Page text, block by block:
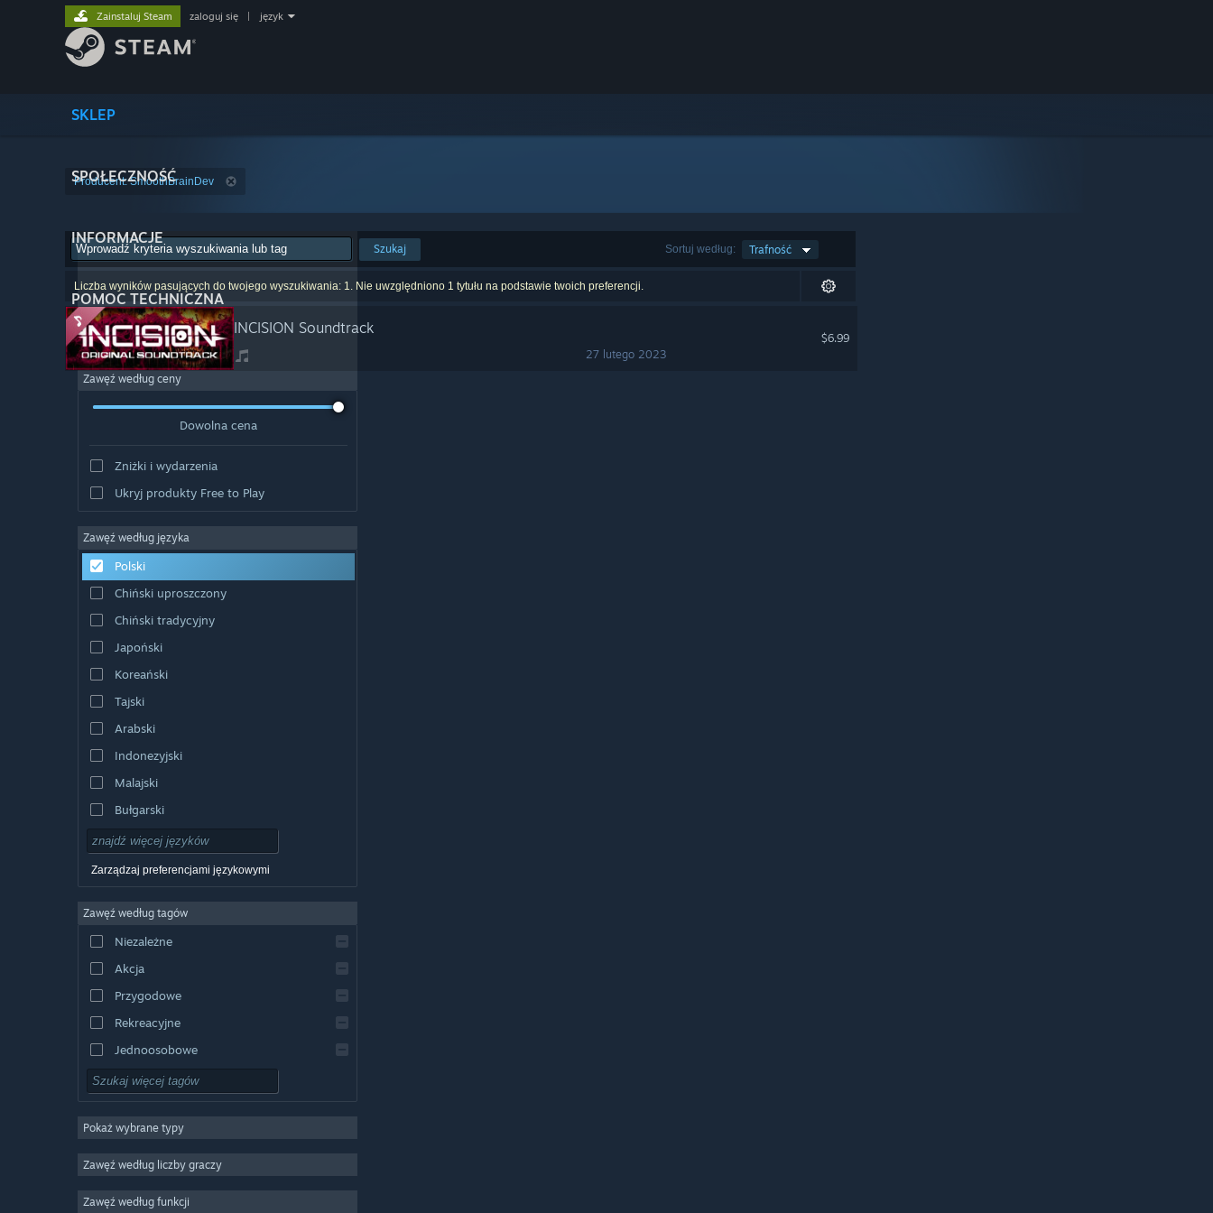
SKLEP
SPOŁECZNOŚĆ
INFORMACJE
POMOC TECHNICZNA
Zainstaluj Steam zaloguj się język
Producent: SmoothBrainDev
Sortuj według: Trafność
Szukaj
Liczba wyników pasujących do twojego wyszukiwania: 1. Nie uwzględniono 1 tytułu na podstawie twoich preferencji.
INCISION Soundtrack
27 lutego 2023
$6.99
Zawęź według ceny
Dowolna cena
Zniżki i wydarzenia
Ukryj produkty Free to Play
Zawęź według języka
Polski
Chiński uproszczony
Chiński tradycyjny
Japoński
Koreański
Tajski
Arabski
Indonezyjski
Malajski
Bułgarski
Czeski
Duński
Angielski
Hiszpański
Hiszpański latynoamerykański
Zarządzaj preferencjami językowymi
Zawęź według tagów
Niezależne
Akcja
Przygodowe
Rekreacyjne
Jednoosobowe
Symulatory
Strategiczne
2D
Pokaż wybrane typy
Zawęź według liczby graczy
Zawęź według funkcji